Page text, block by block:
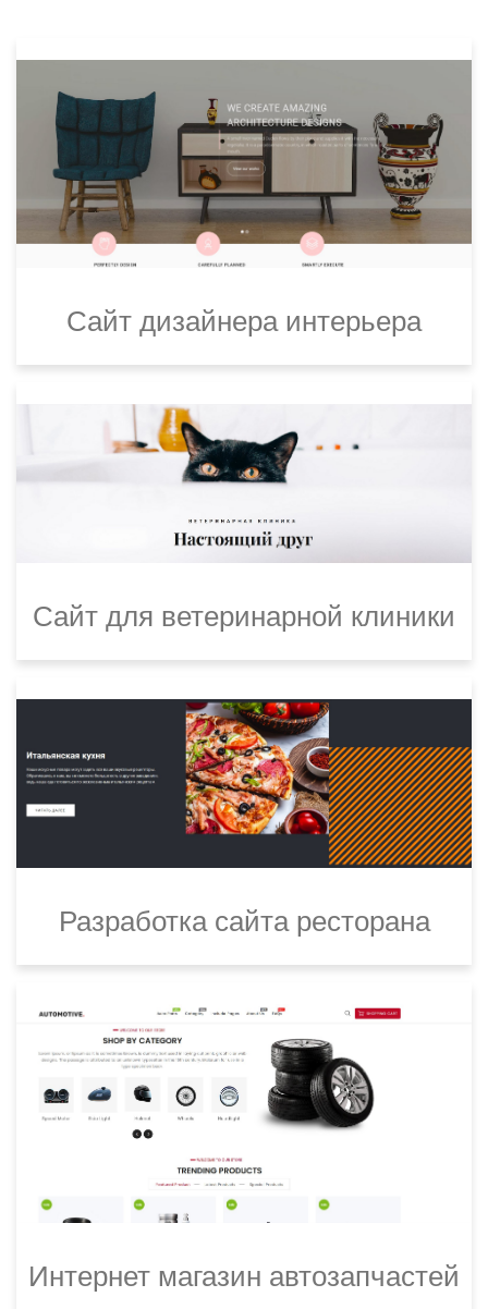
Сайт дизайнера интерьера
Сайт для ветеринарной клиники
Разработка сайта ресторана
Интернет магазин автозапчастей